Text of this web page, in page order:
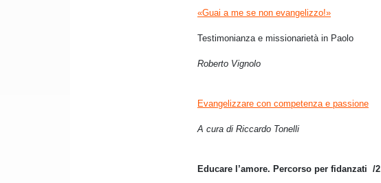
«Guai a me se non evangelizzo!»
Testimonianza e missionarietà in Paolo
Roberto Vignolo
Evangelizzare con competenza e passione
A cura di Riccardo Tonelli
Educare l’amore. Percorso per fidanzati /2